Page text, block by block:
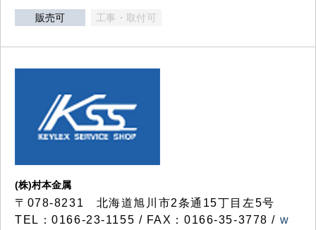
販売可 工事・取付可
(株)村本金属
〒078-8231 北海道旭川市2条通15丁目左5号
TEL：0166-23-1155 / FAX：0166-35-3778 / w